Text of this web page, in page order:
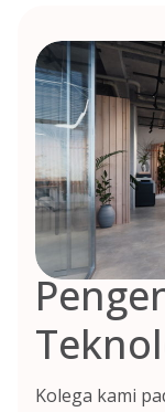
Kolega kami